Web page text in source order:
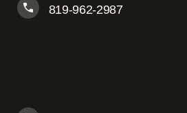
819-962-2987